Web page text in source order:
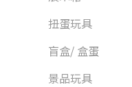
扭蛋玩具
盲盒/ 盒蛋
景品玩具